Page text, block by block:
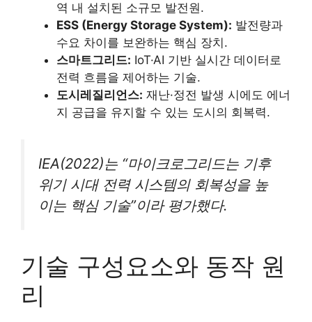
역 내 설치된 소규모 발전원.
ESS (Energy Storage System): 발전량과
수요 차이를 보완하는 핵심 장치.
스마트그리드: IoT·AI 기반 실시간 데이터로
전력 흐름을 제어하는 기술.
도시레질리언스: 재난·정전 발생 시에도 에너
지 공급을 유지할 수 있는 도시의 회복력.
IEA(2022)는 “마이크로그리드는 기후
위기 시대 전력 시스템의 회복성을 높
이는 핵심 기술”이라 평가했다.
기술 구성요소와 동작 원
리